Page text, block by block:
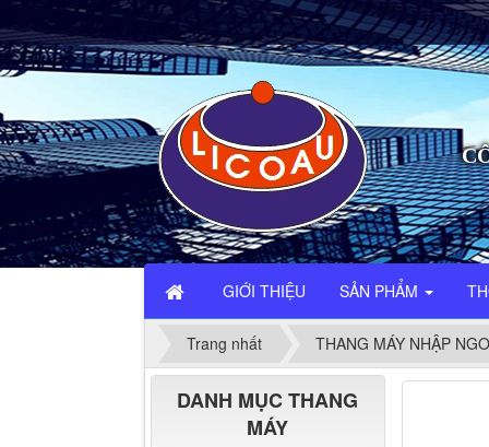
GIỚI THIỆU SẢN PHẨM
Trang nhất THANG MÁY NHẬP
DANH MỤC THANG
MÁY